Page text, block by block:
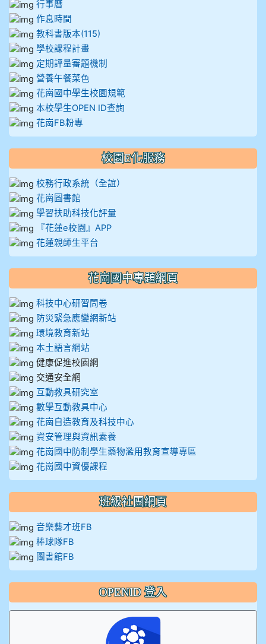
行事曆
作息時間
教科書版本(115)
學校課程計畫
定期評量審題機制
營養午餐菜色
花崗國中學生校園規範
本校學生OPEN ID查詢
花崗FB粉專
校園E化服務
校務行政系統（全誼）
花崗圖書館
學習扶助科技化評量
『花蓮e校園』APP
花蓮親師生平台
花崗國中專題網頁
科技中心研習問卷
防災緊急應變網新站
環境教育新站
本土語言網站
健康促進校園網
交通安全網
互動教具研究室
數學互動教具中心
花崗自造教育及科技中心
資安管理與資訊素養
花崗國中防制學生藥物濫用教育宣導專區
花崗國中資優課程
班級社團網頁
音樂藝才班FB
棒球隊FB
圖書館FB
OPENID 登入